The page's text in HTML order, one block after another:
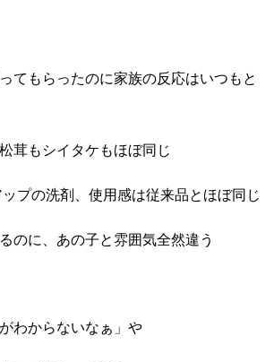
てもらったのに家族の反応はいつもと
茸もシイタケもほぼ同じ
プの洗剤、使用感は従来品とほぼ同じ
のに、あの子と雰囲気全然違う
わからないなぁ」や